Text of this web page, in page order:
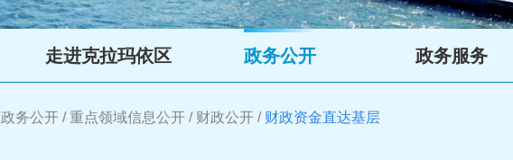
走进克拉玛依区 政务公开 政务服务
政务公开 /重点领域信息公开 / 财政公开 / 财政资金直达基层